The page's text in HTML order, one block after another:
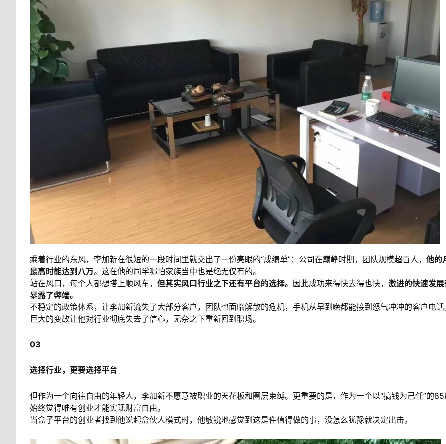
乘着行业的东风，李加新在很短的一段时间里就交出了一份亮眼的“成绩单”：公司在巅峰时期，团队规模超百人， 他的
最高时能达到八万。这在他的同学哪怕家族当中也是绝无仅有的。
站在风口，每个人都想搭上顺风车， 但其实风口行业之下还有平台的选择。 因此成功来得快去得也快， 激进的快速发
暴露了弊端。
不稳定的政策体系，让李加新流失了大部分客户，团队也面临解散的危机，手机从早到晚都能接到怒气冲冲的客户电话
巨大的变故让他对行业彻底失去了信心，无奈之下重新回到职场。
03
选择行业，更要选择平台
但作为一个向往自由的年轻人，李加新不愿意被职业的天花板和圈层束缚。更重要的是，作为一个以“搞钱为己任”的
始终觉得唯有创业才能实现财富自由。
当盒子平台的创业者找到他说起盒伙人模式时，他敏锐地感觉到这是件值得做的事，没怎么犹豫就决定出击。